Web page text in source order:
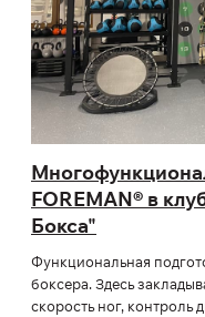
FOREMAN® в
Бокса"
Функциональная
боксера. Здесь
скорость ног, контроль